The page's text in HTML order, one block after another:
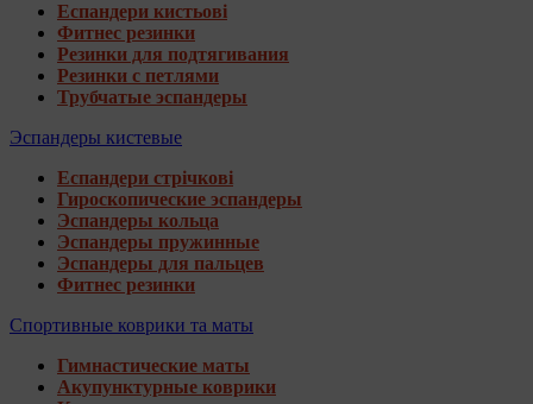
Еспандери кистьові
Фитнес резинки
Резинки для подтягивания
Резинки с петлями
Трубчатые эспандеры
Эспандеры кистевые
Еспандери стрічкові
Гироскопические эспандеры
Эспандеры кольца
Эспандеры пружинные
Эспандеры для пальцев
Фитнес резинки
Спортивные коврики та маты
Гимнастические маты
Акупунктурные коврики